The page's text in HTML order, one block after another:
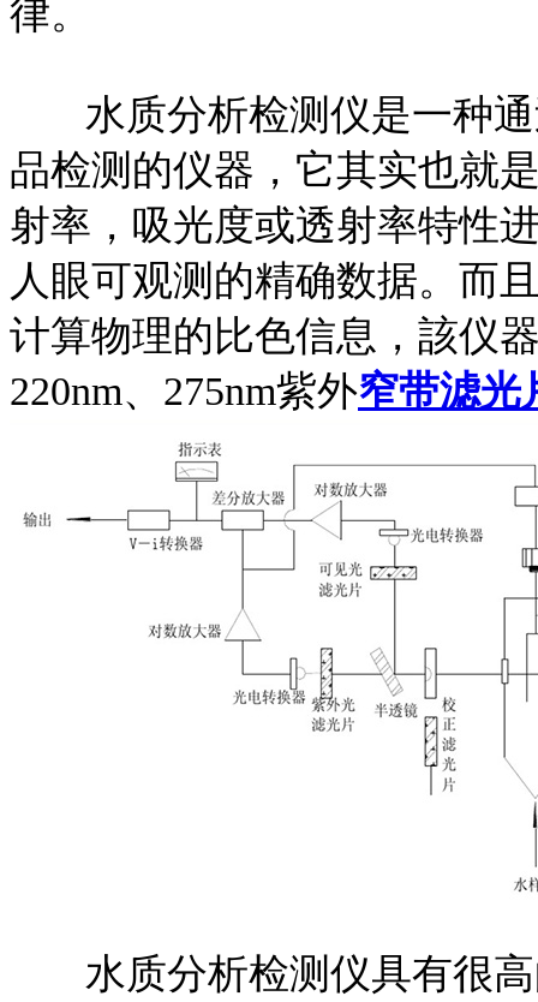
律。
水质分析检测仪是一种通
品检测的仪器，它其实也就
射率，吸光度或透射率特性
人眼可观测的精确数据。而
计算物理的比色信息，該仪
220nm、275nm紫外窄带滤光
水质分析检测仪具有很高